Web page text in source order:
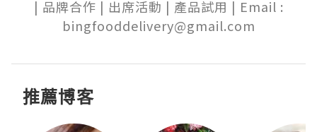
bingfooddelivery@gmail.com
推薦博客